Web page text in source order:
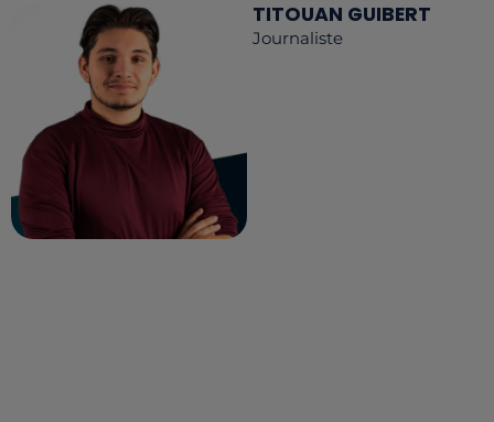
TITOUAN GUIBERT
Journaliste